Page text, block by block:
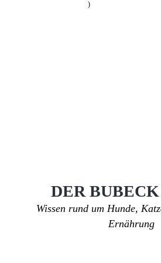
)
DER
Wissen rund um Hunde,
Ernährung